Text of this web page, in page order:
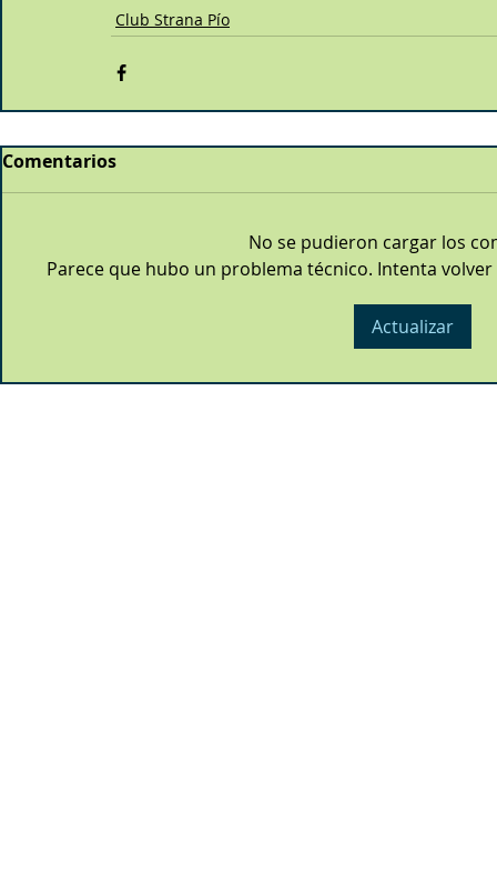
Club Strana Pío
Comentarios
No se pudieron cargar los
Parece que hubo un problema técnico. Intenta
Actualizar